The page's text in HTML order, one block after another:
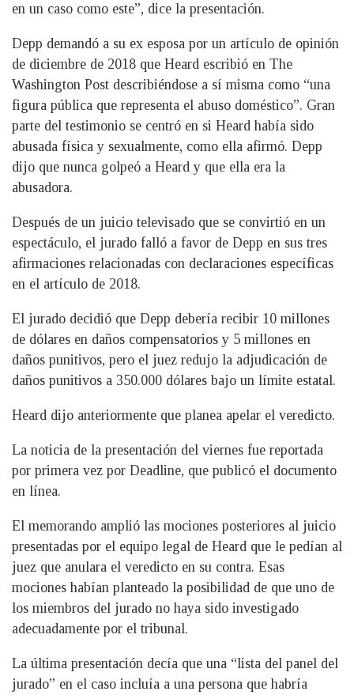
en un caso como este”, dice la presentación.
Depp demandó a su ex esposa por un artículo de opinión
de diciembre de 2018 que Heard escribió en The
Washington Post describiéndose a sí misma como “una
figura pública que representa el abuso doméstico”. Gran
parte del testimonio se centró en si Heard había sido
abusada física y sexualmente, como ella afirmó. Depp
dijo que nunca golpeó a Heard y que ella era la
abusadora.
Después de un juicio televisado que se convirtió en un
espectáculo, el jurado falló a favor de Depp en sus tres
afirmaciones relacionadas con declaraciones específicas
en el artículo de 2018.
El jurado decidió que Depp debería recibir 10 millones
de dólares en daños compensatorios y 5 millones en
daños punitivos, pero el juez redujo la adjudicación de
daños punitivos a 350.000 dólares bajo un límite estatal.
Heard dijo anteriormente que planea apelar el veredicto.
La noticia de la presentación del viernes fue reportada
por primera vez por Deadline, que publicó el documento
en línea.
El memorando amplió las mociones posteriores al juicio
presentadas por el equipo legal de Heard que le pedían al
juez que anulara el veredicto en su contra. Esas
mociones habían planteado la posibilidad de que uno de
los miembros del jurado no haya sido investigado
adecuadamente por el tribunal.
La última presentación decía que una “lista del panel del
jurado” en el caso incluía a una persona que habría